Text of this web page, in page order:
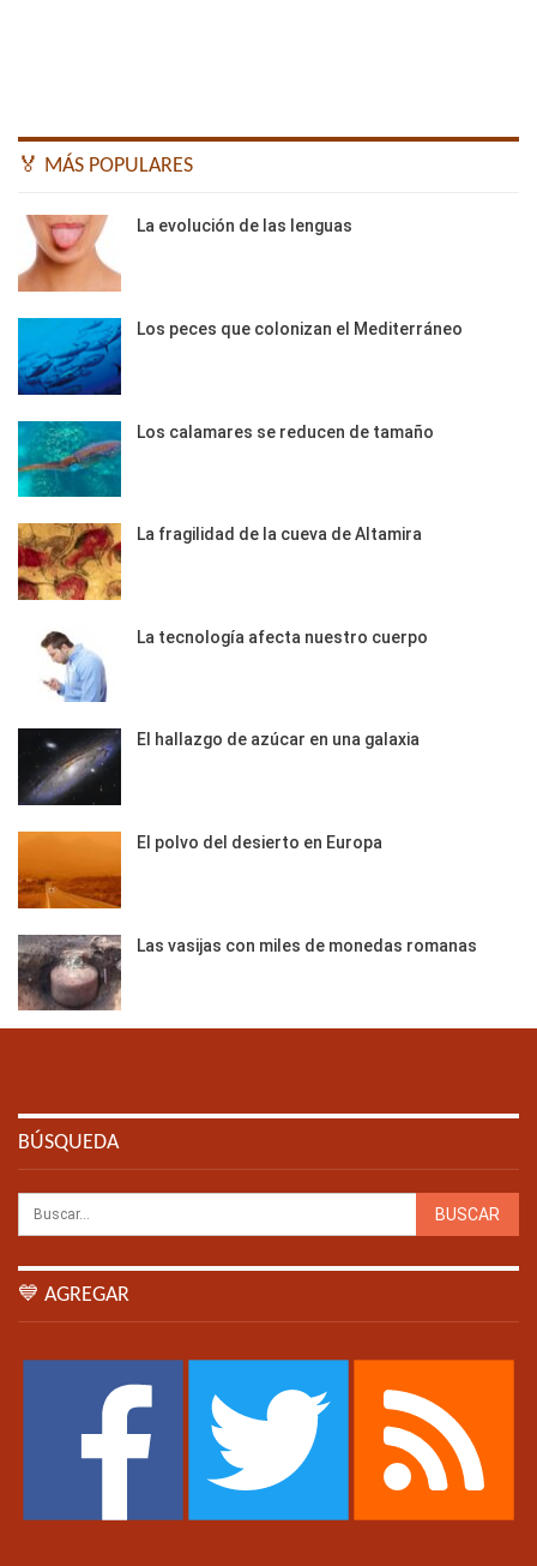
🏅 MÁS POPULARES
La evolución de las lenguas
Los peces que colonizan el Mediterráneo
Los calamares se reducen de tamaño
La fragilidad de la cueva de Altamira
La tecnología afecta nuestro cuerpo
El hallazgo de azúcar en una galaxia
El polvo del desierto en Europa
Las vasijas con miles de monedas romanas
BÚSQUEDA
💙 AGREGAR